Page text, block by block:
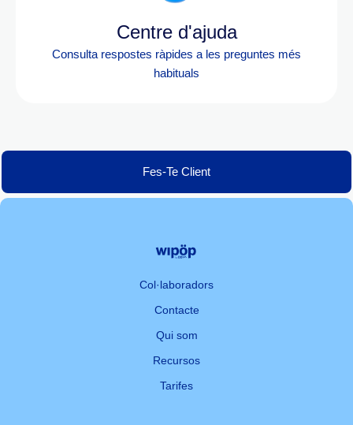
Centre d'ajuda
Consulta respostes ràpides a les preguntes més
habituals
Fes-Te Client
Col·laboradors
Contacte
Qui som
Recursos
Tarifes